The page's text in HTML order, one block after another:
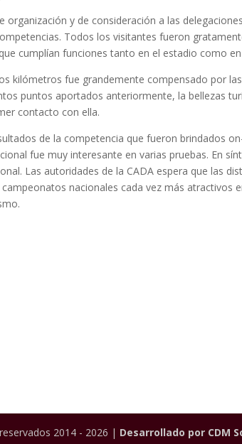
organización y de consideración a las
Todos los visitantes fueron
cumplían funciones tanto en el estadio como
kilómetros fue grandemente compensado por
puntos aportados anteriormente, la bellezas
contacto con ella.
de la competencia que fueron brindados
fue muy interesante en varias pruebas. En
Las autoridades de la CADA espera que las
nacionales cada vez más atractivos
2014 - 2026 | Desarrollado por CDM